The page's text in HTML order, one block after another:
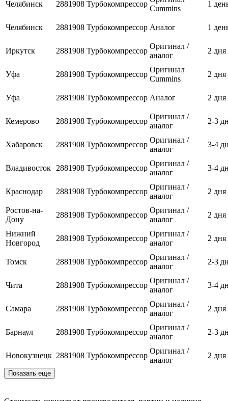
Челябинск 2881908 Турбокомпрессор
Cummins
1
Челябинск 2881908 Турбокомпрессор Аналог 1
Иркутск 2881908 Турбокомпрессор
Оригинал /
аналог
2 дня
Уфа 2881908 Турбокомпрессор
Оригинал
Cummins
2 дня
Уфа 2881908 Турбокомпрессор Аналог 2 дня
Кемерово 2881908 Турбокомпрессор
Оригинал /
аналог
2-3
Хабаровск 2881908 Турбокомпрессор
Оригинал /
аналог
3-4
Владивосток 2881908 Турбокомпрессор
Оригинал /
аналог
3-4
Краснодар 2881908 Турбокомпрессор
Оригинал /
аналог
2 дня
Ростов-на-
Дону
2881908 Турбокомпрессор
Оригинал /
аналог
2 дня
Нижний
Новгород
2881908 Турбокомпрессор
Оригинал /
аналог
2 дня
Томск 2881908 Турбокомпрессор
Оригинал /
аналог
2-3
Чита 2881908 Турбокомпрессор
Оригинал /
аналог
3-4
Самара 2881908 Турбокомпрессор
Оригинал /
аналог
2 дня
Барнаул 2881908 Турбокомпрессор
Оригинал /
аналог
2-3
Новокузнецк 2881908 Турбокомпрессор
Оригинал /
аналог
2 дня
Показать еще